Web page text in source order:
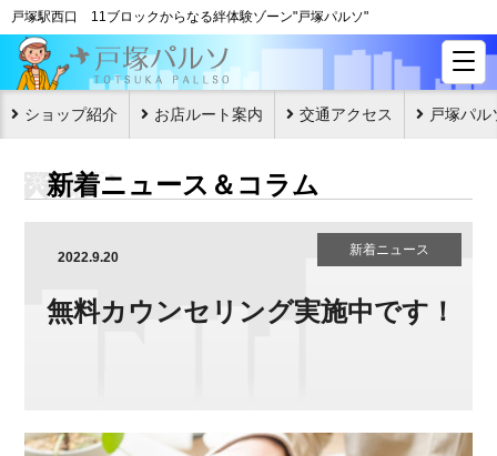
戸塚駅西口 11ブロックからなる絆体験ゾーン"戸塚パルソ"
ショップ紹介 お店ルート案内 交通アクセス 戸塚パル
新着ニュース＆コラム
2022.9.20 新着ニュース
無料カウンセリング実施中です！